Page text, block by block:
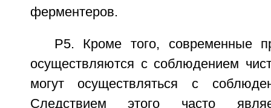
ферментеров.
Р5. Кроме того, современные
осуществляются с соблюдением
могут осуществляться с
Следствием этого часто